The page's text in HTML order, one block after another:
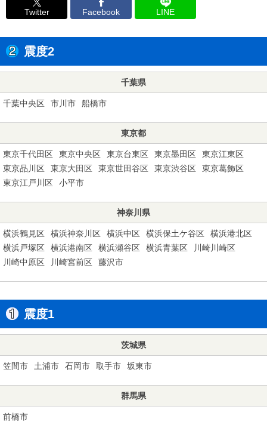
Twitter Facebook LINE
震度2
千葉県
千葉中央区 市川市 船橋市
東京都
東京千代田区 東京中央区 東京台東区 東京墨田区
東京江東区
東京品川区
東京大田区 東京世田谷区 東京渋谷区
東京葛飾区
東京江戸川区
小平市
神奈川県
横浜鶴見区 横浜神奈川区 横浜中区 横浜保土ケ谷区
横浜港北区
横浜戸塚区
横浜港南区 横浜瀬谷区 横浜青葉区
川崎川崎区
川崎中原区
川崎宮前区 藤沢市
震度1
茨城県
笠間市 土浦市 石岡市 取手市 坂東市
群馬県
前橋市